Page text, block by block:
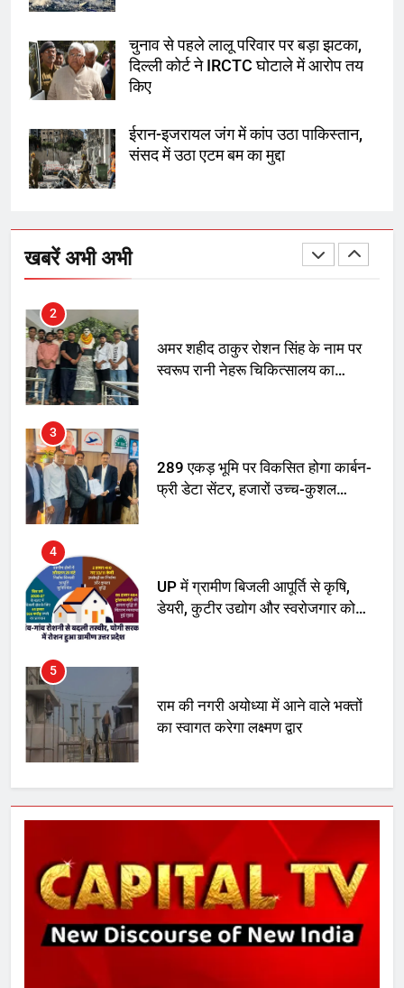
चुनाव से पहले लालू परिवार पर बड़ा झटका,
दिल्ली कोर्ट ने IRCTC घोटाले में आरोप तय
किए
ईरान-इजरायल जंग में कांप उठा पाकिस्तान,
संसद में उठा एटम बम का मुद्दा
खबरें अभी अभी
8
दिल्ली कोर्ट ने IRCTC घोटाले में आरोप
तय किए
SRN अस्पताल का नाम अमर शहीद ठाकुर
रोशन सिंह के नाम पर करने की मांग तेज
2
अमर शहीद ठाकुर रोशन सिंह के नाम पर
स्वरूप रानी नेहरू चिकित्सालय का
3
289 एकड़ भूमि पर विकसित होगा कार्बन-
फ्री डेटा सेंटर, हजारों उच्च-कुशल
4
UP में ग्रामीण बिजली आपूर्ति से कृषि,
डेयरी, कुटीर उद्योग और स्वरोजगार को
5
राम की नगरी अयोध्या में आने वाले भक्तों
का स्वागत करेगा लक्ष्मण द्वार
6
उत्तर प्रदेश में गांवों में बढ़ेंगी सुविधाएं: 67%
बढ़ा पंचायतों का बजट
7